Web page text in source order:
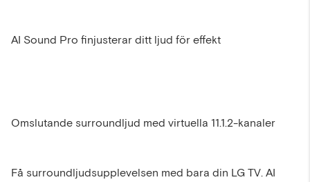
AI Sound Pro finjusterar ditt ljud för effekt
Omslutande surroundljud med virtuella 11.1.2-kanaler
Få surroundljudsupplevelsen med bara din LG TV. AI